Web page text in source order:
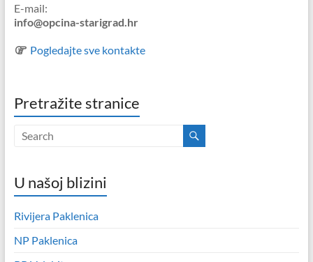
E-mail:
info@opcina-starigrad.hr
Pogledajte sve kontakte
Pretražite stranice
U našoj blizini
Rivijera Paklenica
NP Paklenica